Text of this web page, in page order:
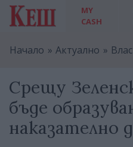
MY
CASH
Начало Актуално
Срещу
бъде
наказателно